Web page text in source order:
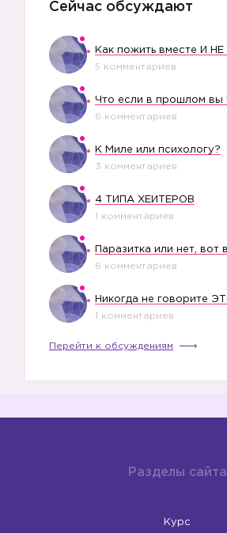
Сейчас обсуждают
5 комментариев
6 комментариев
К Миле или психологу?
3 комментариев
4 ТИПА ХЕЙТЕРОВ
1 комментариев
6 комментариев
1 комментариев
Перейти к обсуждениям
Разделы сайта
Курс